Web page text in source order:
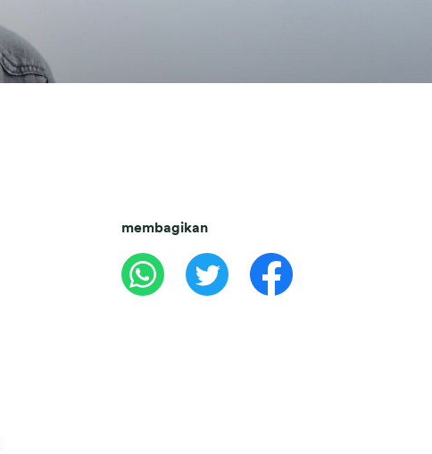
membagikan